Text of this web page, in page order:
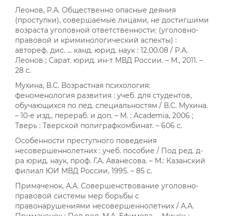
Леонов, Р.А. Общественно опасные деяния
(проступки), совершаемые лицами, не достигшими
возраста уголовной ответственности: (уголовно-
правовой и криминологический аспекты) :
автореф. дис. ... канд. юрид. наук : 12.00.08 / Р.А.
Леонов ; Сарат. юрид. ин-т МВД России. – М., 2011. –
28 с.
Мухина, В.С. Возрастная психология:
феноменология развития : учеб. для студентов,
обучающихся по пед. специальностям / В.С. Мухина.
– 10-е изд., перераб. и доп. – М. : Academia, 2006 ;
Тверь : Тверской полиграфкомбинат. – 606 с.
Особенности преступного поведения
несовершеннолетних : учеб. пособие / Под ред. д-
ра юрид. наук, проф. Г.А. Аванесова. – М.: Казанский
филиал ЮИ МВД России, 1995. – 85 с.
Примаченок, А.А. Совершенствование уголовно-
правовой системы мер борьбы с
правонарушениями несовершеннолетних / А.А.